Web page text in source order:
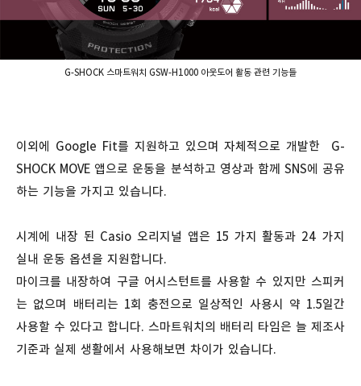
G-SHOCK 스마트워치 GSW-H1000 아웃도어 활동 관련 기능들
이외에 Google Fit를 지원하고 있으며 자체적으로 개발한 G-
SHOCK MOVE 앱으로 운동을 분석하고 영상과 함께 SNS에 공유
하는 기능을 가지고 있습니다.
시계에 내장 된 Casio 오리지널 앱은 15 가지 활동과 24 가지
실내 운동 옵션을 지원합니다.
마이크를 내장하여 구글 어시스턴트를 사용할 수 있지만 스피커
는 없으며 배터리는 1회 충전으로 일상적인 사용시 약 1.5일간
사용할 수 있다고 합니다. 스마트워치의 배터리 타임은 늘 제조사
기준과 실제 생활에서 사용해보면 차이가 있습니다.